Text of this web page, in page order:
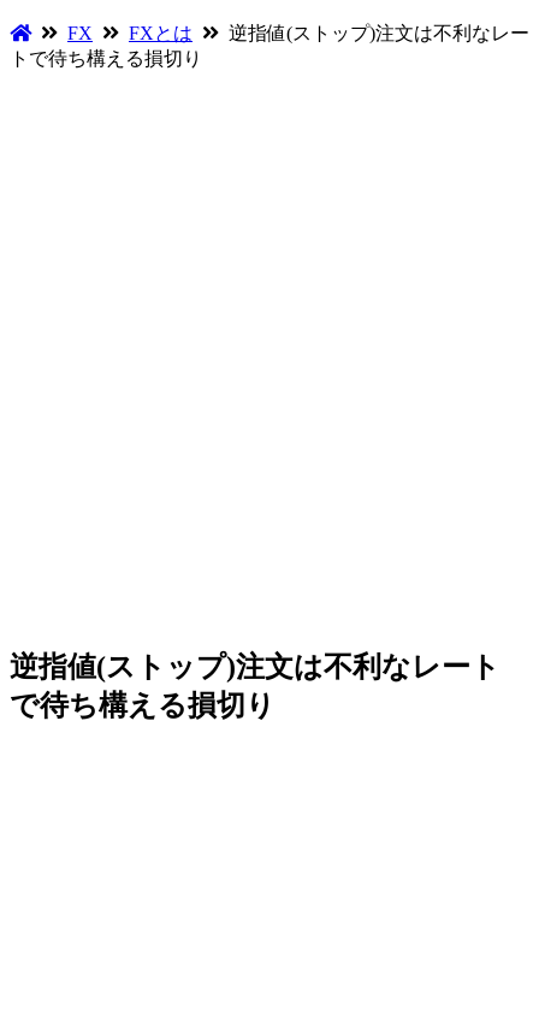
FX FXとは
逆指値(ストップ)注文は不利なレー
トで待ち構える損切り
逆指値(ストップ)注文は不利なレート
で待ち構える損切り